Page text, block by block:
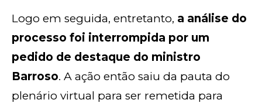
Logo em seguida, entretanto, a análise do
processo foi interrompida por um
pedido de destaque do ministro
Barroso. A ação então saiu da pauta do
plenário virtual para ser remetida para